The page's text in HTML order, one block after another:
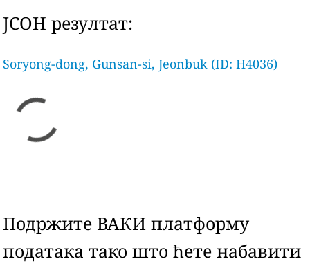
ЈСОН резултат:
Soryong-dong, Gunsan-si, Jeonbuk (ID: H4036)
Подржите ВАКИ платформу
података тако што ћете набавити